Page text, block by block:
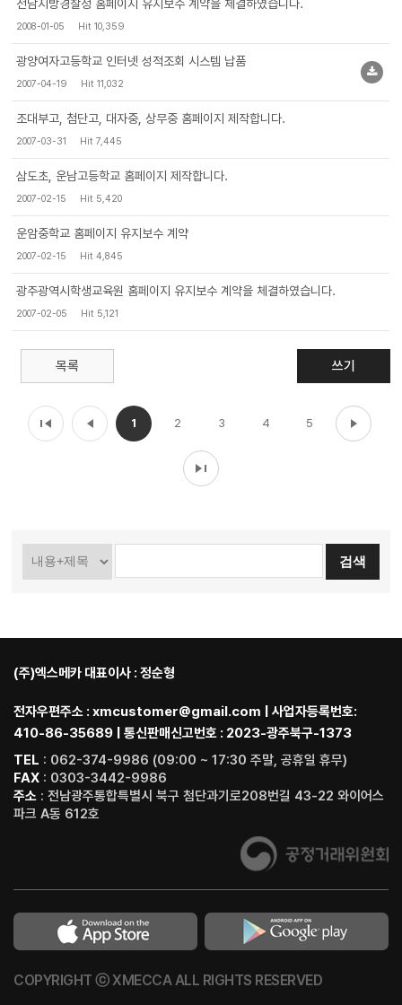
전남지방경찰청 홈페이지 유지보수 계약을 체결하였습니다.
2008-01-05 Hit 10,359
광양여자고등학교 인터넷 성적조회 시스템 납품
2007-04-19 Hit 11,032
조대부고, 첨단고, 대자중, 상무중 홈페이지 제작합니다.
2007-03-31 Hit 7,445
삼도초, 운남고등학교 홈페이지 제작합니다.
2007-02-15 Hit 5,420
운암중학교 홈페이지 유지보수 계약
2007-02-15 Hit 4,845
광주광역시학생교육원 홈페이지 유지보수 계약을 체결하였습니다.
2007-02-05 Hit 5,121
목록 쓰기
1 2 3 4 5
(주)엑스메카 대표이사 : 정순형
전자우편주소 : xmcustomer@gmail.com | 사업자등록번호:
410-86-35689 | 통신판매신고번호 : 2023-광주북구-1373
TEL : 062-374-9986 (09:00 ~ 17:30 주말, 공휴일 휴무)
FAX : 0303-3442-9986
주소 : 전남광주통합특별시 북구 첨단과기로208번길 43-22 와이어스
파크 A동 612호
COPYRIGHT ⓒ XMECCA ALL RIGHTS RESERVED